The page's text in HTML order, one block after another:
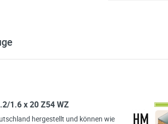
1.6 x 20 Z54 WZ
hergestellt und können wie